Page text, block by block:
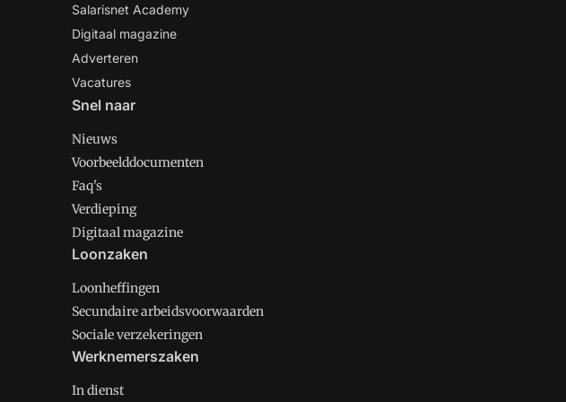
Salarisnet Academy
Digitaal magazine
Adverteren
Vacatures
Snel naar
Nieuws
Voorbeelddocumenten
Faq's
Verdieping
Digitaal magazine
Loonzaken
Loonheffingen
Secundaire arbeidsvoorwaarden
Sociale verzekeringen
Werknemerszaken
In dienst